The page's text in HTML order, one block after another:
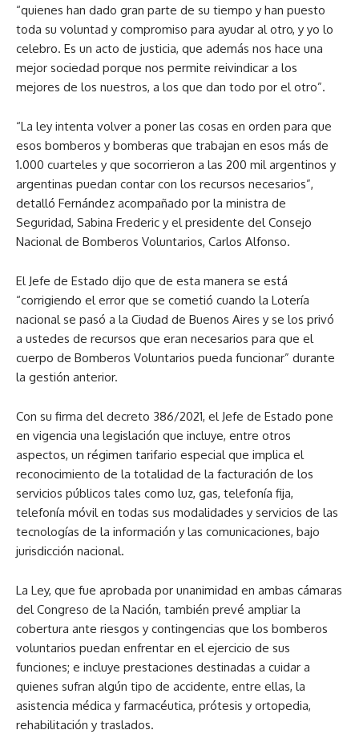
“quienes han dado gran parte de su tiempo y han puesto
toda su voluntad y compromiso para ayudar al otro, y yo lo
celebro. Es un acto de justicia, que además nos hace una
mejor sociedad porque nos permite reivindicar a los
mejores de los nuestros, a los que dan todo por el otro”.
“La ley intenta volver a poner las cosas en orden para que
esos bomberos y bomberas que trabajan en esos más de
1.000 cuarteles y que socorrieron a las 200 mil argentinos y
argentinas puedan contar con los recursos necesarios”,
detalló Fernández acompañado por la ministra de
Seguridad, Sabina Frederic y el presidente del Consejo
Nacional de Bomberos Voluntarios, Carlos Alfonso.
El Jefe de Estado dijo que de esta manera se está
“corrigiendo el error que se cometió cuando la Lotería
nacional se pasó a la Ciudad de Buenos Aires y se los privó
a ustedes de recursos que eran necesarios para que el
cuerpo de Bomberos Voluntarios pueda funcionar” durante
la gestión anterior.
Con su firma del decreto 386/2021, el Jefe de Estado pone
en vigencia una legislación que incluye, entre otros
aspectos, un régimen tarifario especial que implica el
reconocimiento de la totalidad de la facturación de los
servicios públicos tales como luz, gas, telefonía fija,
telefonía móvil en todas sus modalidades y servicios de las
tecnologías de la información y las comunicaciones, bajo
jurisdicción nacional.
La Ley, que fue aprobada por unanimidad en ambas cámaras
del Congreso de la Nación, también prevé ampliar la
cobertura ante riesgos y contingencias que los bomberos
voluntarios puedan enfrentar en el ejercicio de sus
funciones; e incluye prestaciones destinadas a cuidar a
quienes sufran algún tipo de accidente, entre ellas, la
asistencia médica y farmacéutica, prótesis y ortopedia,
rehabilitación y traslados.